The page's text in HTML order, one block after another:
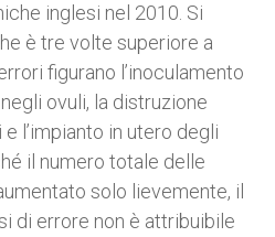
inglesi nel 2010. Si
è tre volte superiore a
figurano l’inoculamento
ovuli, la distruzione
l’impianto in utero degli
il numero totale delle
solo lievemente, il
di errore non è attribuibile